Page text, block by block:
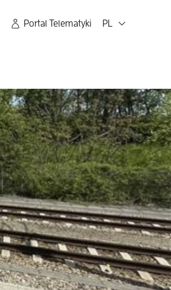
Portal Telematyki PL